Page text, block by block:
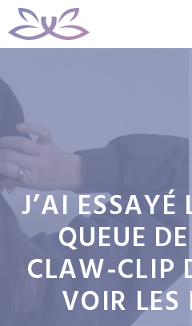
Aller
au
J’AI ESSAYÉ
QUEUE
CLAW-CLIP
VOIR LES